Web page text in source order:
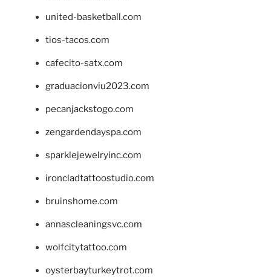
united-basketball.com
tios-tacos.com
cafecito-satx.com
graduacionviu2023.com
pecanjackstogo.com
zengardendayspa.com
sparklejewelryinc.com
ironcladtattoostudio.com
bruinshome.com
annascleaningsvc.com
wolfcitytattoo.com
oysterbayturkeytrot.com